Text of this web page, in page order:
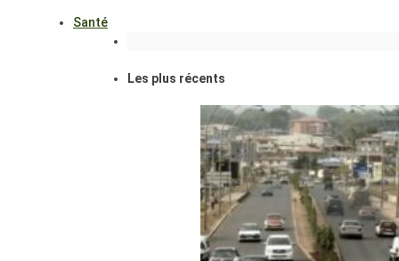
Santé
Les plus récents